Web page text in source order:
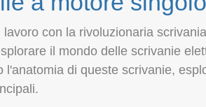
con la rivoluzionaria
il mondo delle scrivanie
l'anatomia di queste scrivanie,